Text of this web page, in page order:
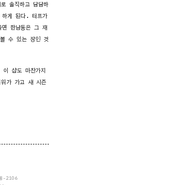
솔직하고 담담하
하게 된다. 터프가
한남동은 그 재
수 있는 장인 것
샵도 마찬가지
가 가고 새 시즌
-2106